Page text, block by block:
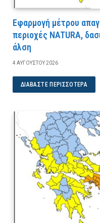
Εφαρμογή μέτρου
περιοχές NATURA,
άλση
4 ΑΥΓΟΎΣΤΟΥ 2026
ΔΙΑΒΆΣΤΕ ΠΕΡΙΣΣΌΤΕΡΑ